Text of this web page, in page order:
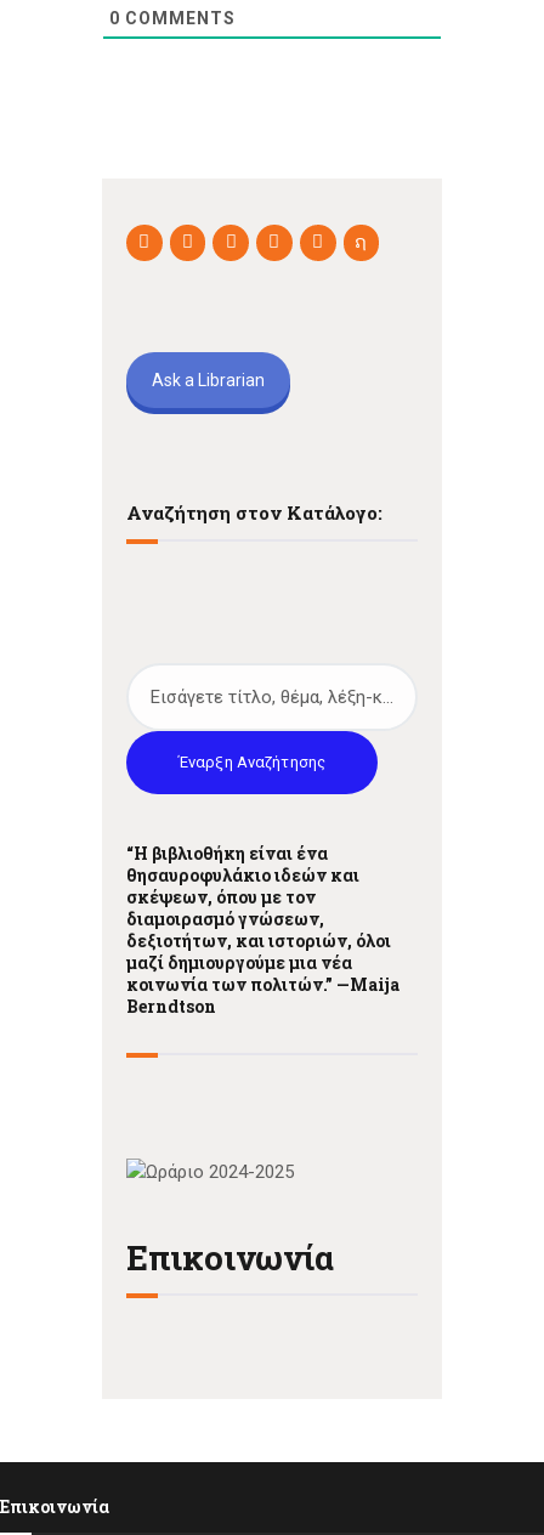
0 COMMENTS
Ask a Librarian
Αναζήτηση στον Κατάλογο:
Έναρξη Αναζήτησης
“Η βιβλιοθήκη είναι ένα
θησαυροφυλάκιο ιδεών και
σκέψεων, όπου με τον
διαμοιρασμό γνώσεων,
δεξιοτήτων, και ιστοριών, όλοι
μαζί δημιουργούμε μια νέα
κοινωνία των πολιτών.” —Maija
Berndtson
Επικοινωνία
Επικοινωνία